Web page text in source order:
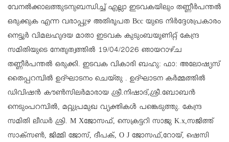
വേനല്‍ക്കാലത്തുടനുബന്ധിച്ച് എല്ലാ ഇടവകയിലും തണ്ണീര്‍പന്തല്‍
ഒരുക്കുക എന്ന വരാപ്പുഴ അതിരൂപത Bcc യുടെ നിര്‍ദ്ദേശപ്രകാരം
നെട്ടൂര്‍ വിമലഹൃദയ മാതാ ഇടവക കുടുംബയൂണിറ്റ് കേന്ദ്ര
സമിതിയുടെ നേതൃത്വത്തില്‍ 19/04/2026 ഞായറാഴ്ച
തണ്ണീര്‍പന്തല്‍ ഒരുക്കി. ഇടവക വികാരി ബഹു: ഫാ: അലോഷ്യസ്
തൈപ്പറമ്പില്‍ ഉദ്ഘാടനം ചെയ്തു . ഉദ്ഘാടന കര്‍മ്മത്തില്‍
ഡിവിഷന്‍ കൗണ്‍സിലര്‍മാരായ ശ്രീ.നിഷാദ്,ശ്രീ.ബോബന്‍
നെടുംപറമ്പില്‍, മറ്റുപ്രമുഖ വ്യക്തികള്‍ പങ്കെടുത്തു. കേന്ദ്ര
സമിതി ലീഡര്‍ ശ്രി. M Xജോസഫ്, സെക്രട്ടറി സാജു K.x,സജിത്ത്
സാക്‌സണ്‍, ജിമ്മി ജോസ്, ദീപക്, O J ജോസഫ്,റോയ്, ഷെസി